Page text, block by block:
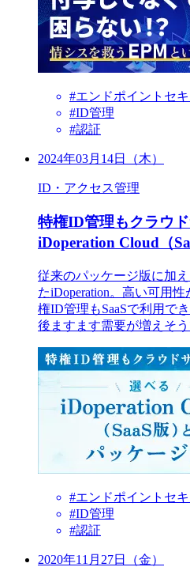
#エンドポイントセ
#ID管理
#認証
2024年03月14日（木）
ID・アクセス管理
特権ID管理もクラウ
iDoperation Cloud（
従来のパッケージ版に加
たiDoperation。高い可用
権ID管理もSaaSで利用で
後ますます需要が増えそう
#エンドポイントセ
#ID管理
#認証
2020年11月27日（金）